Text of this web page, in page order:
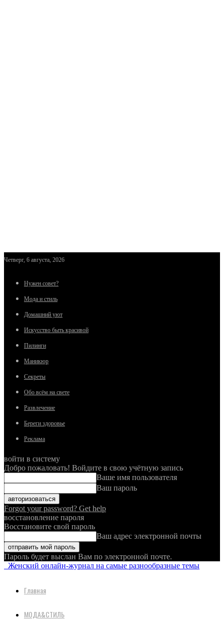
Четверг, 6 августа, 2026
Нужен совет?
Мода и стиль
Домашний уют
Искусство быть красивой
Пилинги
Маникюр
Секреты
Обо всём на свете
Развлечение
Береги здоровье
Реклама
войти в систему
Добро пожаловать! Войдите в свою учётную запись
Ваше имя пользователя
Ваш пароль
Forgot your password? Get help
восстановление пароля
Восстановите свой пароль
Ваш адрес электронной почты
Пароль будет выслан Вам по электронной почте.
Женский онлайн-журнал на самые разнообразные темы
Главная
МОДА&СТИЛЬ